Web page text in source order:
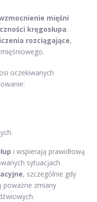
mięśni
kręgosłupa.
rozciągające,
oczekiwanych
i wspierają prawidłową
sytuacjach
, szczególnie gdy
poważne zmiany